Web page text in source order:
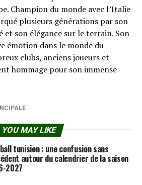
Champion du monde avec l’Italie
plusieurs générations par son
et son élégance sur le terrain. Son
émotion dans le monde du
clubs, anciens joueurs et
hommage pour son immense
YOU MAY LIKE
tunisien : une confusion sans
autour du calendrier de la saison
2027